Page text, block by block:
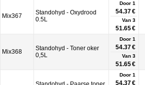
Mix367
Standohyd - Oxydrood
0.5L
Door 1
54.37 €
Van 3
51.65 €
Mix368
Standohyd - Toner oker
0,5L
Door 1
54.37 €
Van 3
51.65 €
Door 1
54.37 €